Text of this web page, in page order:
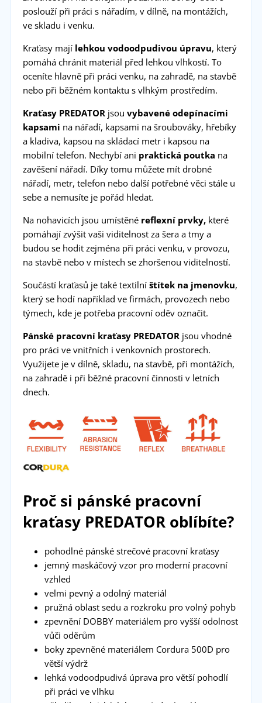
poslouží při práci s nářadím, v dílně, na montážích,
ve skladu i venku.
Kraťasy mají lehkou vodoodpudivou úpravu, který
pomáhá chránit materiál před lehkou vlhkostí. To
oceníte hlavně při práci venku, na zahradě, na stavbě
nebo při běžném kontaktu s vlhkým prostředím.
Kraťasy PREDATOR jsou vybavené odepínacími
kapsami na nářadí, kapsami na šroubováky, hřebíky
a kladiva, kapsou na skládací metr i kapsou na
mobilní telefon. Nechybí ani praktická poutka na
zavěšení nářadí. Díky tomu můžete mít drobné
nářadí, metr, telefon nebo další potřebné věci stále u
sebe a nemusíte je pořád hledat.
Na nohavicích jsou umístěné reflexní prvky,které
pomáhají zvýšit vaši viditelnost za šera a tmy a
budou se hodit zejména při práci venku, v provozu,
na stavbě nebo v místech se zhoršenou viditelností.
Součástí kraťasů je také textilní štítek na jmenovku,
který se hodí například ve firmách, provozech nebo
týmech, kde je potřeba pracovní oděv označit.
Pánské pracovní kraťasy PREDATOR jsou vhodné
pro práci ve vnitřních i venkovních prostorech.
Využijete je v dílně, skladu, na stavbě, při montážích,
na zahradě i při běžné pracovní činnosti v letních
dnech.
Proč si pánské pracovní
kraťasy PREDATOR oblíbíte?
pohodlné pánské strečové pracovní kraťasy
jemný maskáčový vzor pro moderní pracovní
vzhled
velmi pevný a odolný materiál
pružná oblast sedu a rozkroku pro volný pohyb
zpevnění DOBBY materiálem pro vyšší odolnost
vůči oděrům
boky zpevněné materiálem Cordura 500D pro
větší výdrž
lehká vodoodpudivá úprava pro větší pohodlí
při práci ve vlhku